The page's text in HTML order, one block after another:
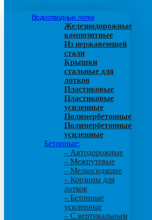
Водоотводные лотки
Железнодорожные
композитные
Из нержавеющей
стали
Крышки
стальные для
лотков
Пластиковые
Пластиковые
усиленные
Полимербетонные
Полимербетонные
усиленные
Бетонные:
– Автодорожные
– Межпутевые
– Мелкосидящие
– Корзины для
лотков
– Бетонные
усиленные
– С вертикальным